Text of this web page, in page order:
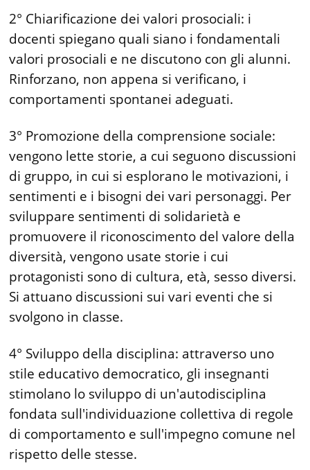
2° Chiarificazione dei valori prosociali: i
docenti spiegano quali siano i fondamentali
valori prosociali e ne discutono con gli alunni.
Rinforzano, non appena si verificano, i
comportamenti spontanei adeguati.
3° Promozione della comprensione sociale:
vengono lette storie, a cui seguono discussioni
di gruppo, in cui si esplorano le motivazioni, i
sentimenti e i bisogni dei vari personaggi. Per
sviluppare sentimenti di solidarietà e
promuovere il riconoscimento del valore della
diversità, vengono usate storie i cui
protagonisti sono di cultura, età, sesso diversi.
Si attuano discussioni sui vari eventi che si
svolgono in classe.
4° Sviluppo della disciplina: attraverso uno
stile educativo democratico, gli insegnanti
stimolano lo sviluppo di un'autodisciplina
fondata sull'individuazione collettiva di regole
di comportamento e sull'impegno comune nel
rispetto delle stesse.